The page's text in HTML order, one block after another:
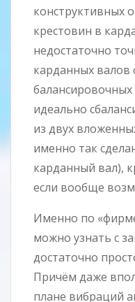
конструктивных
крестовин в
недостаточно
карданных
идеально
из двух
именно так
карданный вал),
если вообще
Именно по
можно узнать с
достаточно
Причём даже
плане вибраций